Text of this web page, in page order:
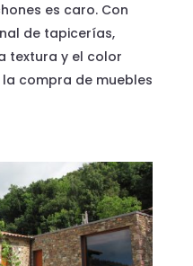
es caro. Con
de tapicerías,
textura y el color
compra de muebles